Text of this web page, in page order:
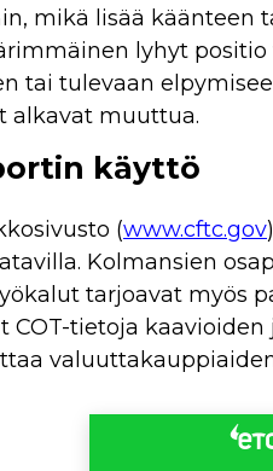
mikä lisää käänteen
lyhyt
tai tulevaan
alkavat muuttua.
käyttö
(www.cftc.gov
Kolmansien
tarjoavat myös
COT-tietoja
valuuttakauppiaiden